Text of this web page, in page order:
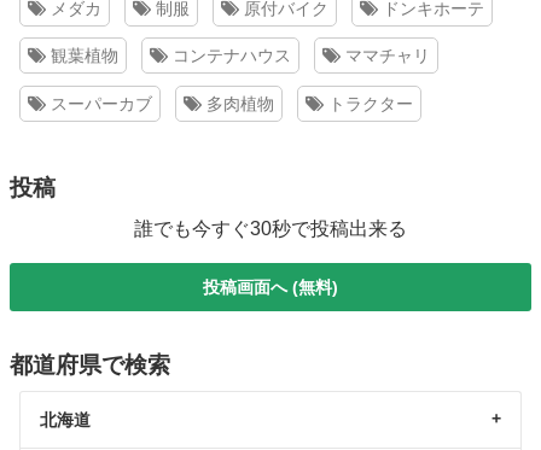
メダカ 制服 原付バイク ドンキホーテ
観葉植物 コンテナハウス ママチャリ
スーパーカブ 多肉植物 トラクター
投稿
誰でも今すぐ30秒で投稿出来る
投稿画面へ (無料)
都道府県で検索
北海道